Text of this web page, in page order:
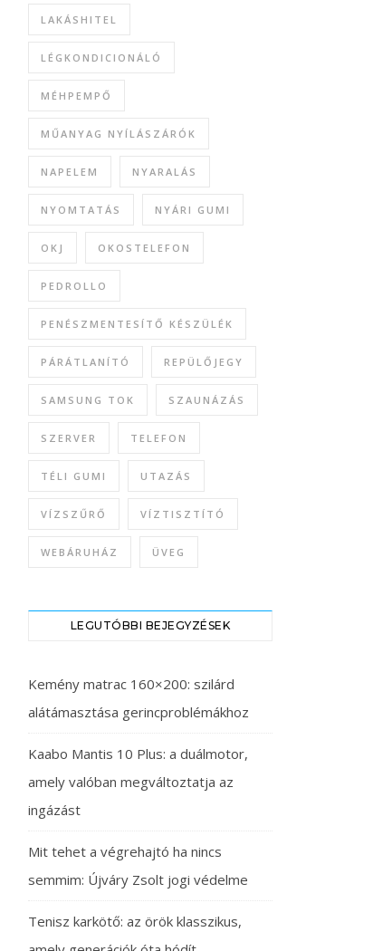
LAKÁSHITEL
LÉGKONDICIONÁLÓ
MÉHPEMPŐ
MŰANYAG NYÍLÁSZÁRÓK
NAPELEM NYARALÁS
NYOMTATÁS NYÁRI GUMI
OKJ OKOSTELEFON
PEDROLLO
PENÉSZMENTESÍTŐ KÉSZÜLÉK
PÁRÁTLANÍTÓ REPÜLŐJEGY
SAMSUNG TOK SZAUNÁZÁS
SZERVER TELEFON
TÉLI GUMI UTAZÁS
VÍZSZŰRŐ VÍZTISZTÍTÓ
WEBÁRUHÁZ ÜVEG
LEGUTÓBBI BEJEGYZÉSEK
Kemény matrac 160×200: szilárd
alátámasztása gerincproblémákhoz
Kaabo Mantis 10 Plus: a duálmotor,
amely valóban megváltoztatja az
ingázást
Mit tehet a végrehajtó ha nincs
semmim: Újváry Zsolt jogi védelme
Tenisz karkötő: az örök klasszikus,